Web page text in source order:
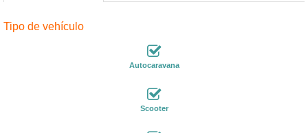
Tipo de vehículo
Autocaravana
Scooter